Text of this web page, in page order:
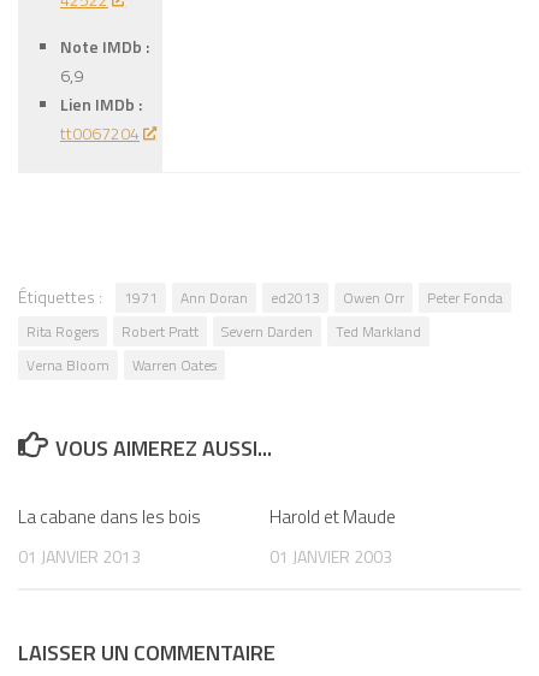
Note IMDb :
6,9
Lien IMDb :
tt0067204
Étiquettes : 1971 Ann Doran ed2013 Owen Orr
Peter Fonda
Rita Rogers
Robert Pratt Severn Darden
Ted Markland
Verna Bloom
Warren Oates
VOUS AIMEREZ AUSSI...
La cabane dans les bois
01 JANVIER 2013
Harold et Maude
01 JANVIER 2003
LAISSER UN COMMENTAIRE